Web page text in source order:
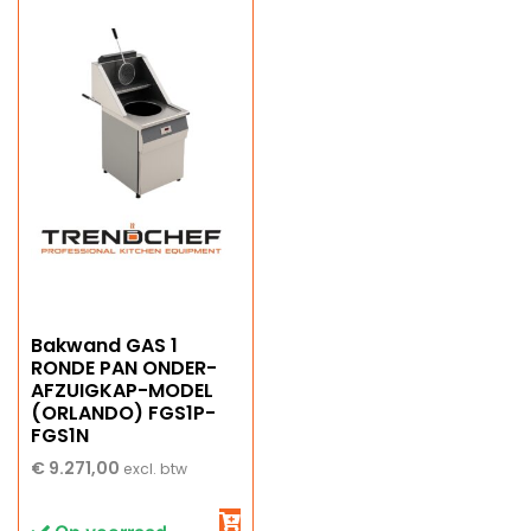
Bakwand GAS 1
RONDE PAN ONDER-
AFZUIGKAP-MODEL
(ORLANDO) FGS1P-
FGS1N
€ 9.271,00 excl. btw